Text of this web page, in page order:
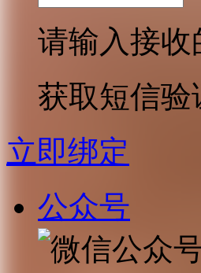
请输入接
获取短信验
立即绑定
公众号